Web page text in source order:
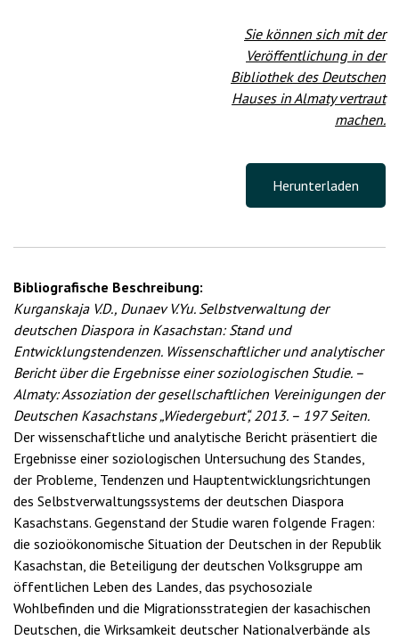
Sie können sich mit der
Veröffentlichung in der
Bibliothek des Deutschen
Hauses in Almaty vertraut
machen.
Herunterladen
Bibliografische Beschreibung:
Kurganskaja V.D., Dunaev V.Yu. Selbstverwaltung der
deutschen Diaspora in Kasachstan: Stand und
Entwicklungstendenzen. Wissenschaftlicher und analytischer
Bericht über die Ergebnisse einer soziologischen Studie. –
Almaty: Assoziation der gesellschaftlichen Vereinigungen der
Deutschen Kasachstans „Wiedergeburt“, 2013. – 197 Seiten.
Der wissenschaftliche und analytische Bericht präsentiert die
Ergebnisse einer soziologischen Untersuchung des Standes,
der Probleme, Tendenzen und Hauptentwicklungsrichtungen
des Selbstverwaltungssystems der deutschen Diaspora
Kasachstans. Gegenstand der Studie waren folgende Fragen:
die sozioökonomische Situation der Deutschen in der Republik
Kasachstan, die Beteiligung der deutschen Volksgruppe am
öffentlichen Leben des Landes, das psychosoziale
Wohlbefinden und die Migrationsstrategien der kasachischen
Deutschen, die Wirksamkeit deutscher Nationalverbände als